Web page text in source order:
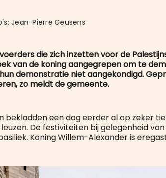
Jean-Pierre Geusens
die zich inzetten voor de
van de koning aangegrepen om te
demonstratie niet aangekondigd.
zo meldt de gemeente.
bekladden een dag eerder al op zeker
De festiviteiten bij gelegenheid
Koning Willem-Alexander is